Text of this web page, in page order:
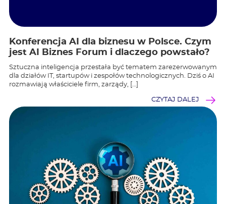
Konferencja AI dla biznesu w Polsce. Czym
jest AI Biznes Forum i dlaczego powstało?
Sztuczna inteligencja przestała być tematem zarezerwowanym
dla działów IT, startupów i zespołów technologicznych. Dziś o AI
rozmawiają właściciele firm, zarządy, […]
CZYTAJ DALEJ